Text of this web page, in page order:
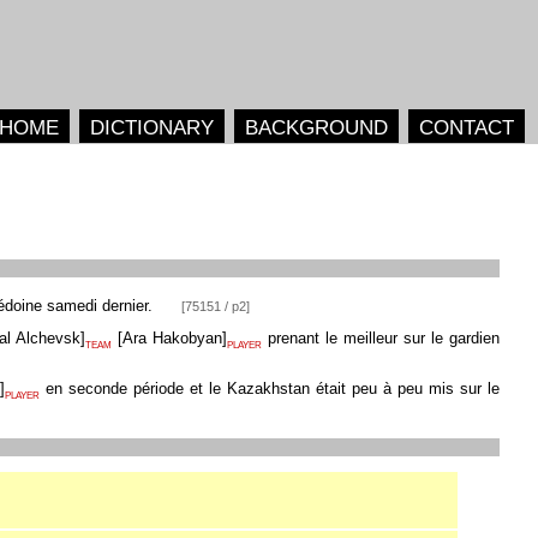
HOME DICTIONARY BACKGROUND CONTACT
samedi dernier. [75151 / p2]
Alchevsk] TEAM [Ara Hakobyan] PLAYERprenant le meilleur sur le gardien
] PLAYERen seconde période et le Kazakhstan était peu à peu mis sur le